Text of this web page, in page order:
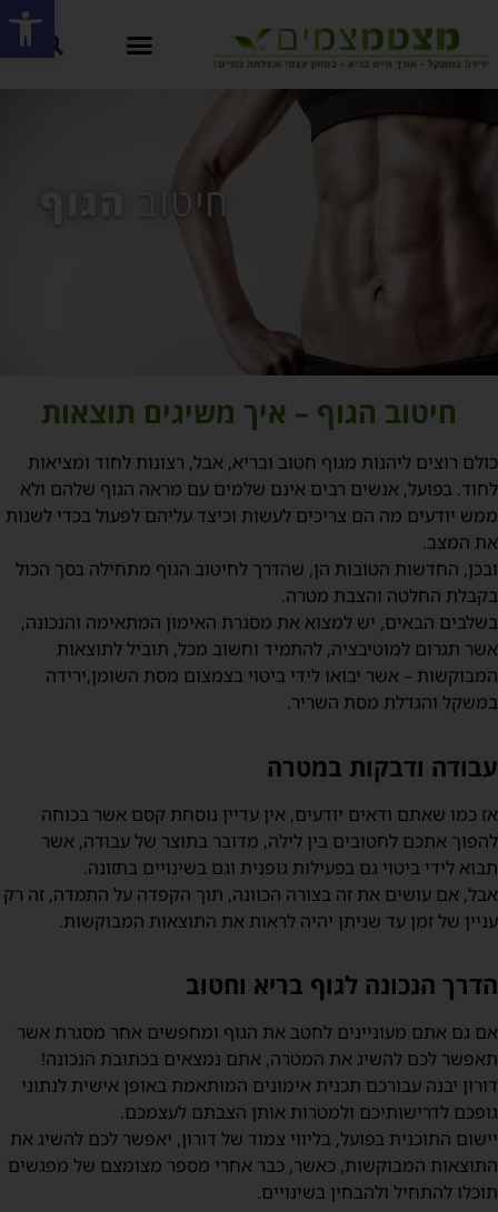
פתח
חיטוב הגוף – איך משיגים תוצאות
כולם רוצים ליהנות מגוף חטוב ובריא, אבל, רצונות לחוד ומציאות
לחוד. בפועל, אנשים רבים אינם שלמים עם מראה הגוף שלהם ולא
ממש יודעים מה הם צריכים לעשות וכיצד עליהם לפעול בכדי לשנות
את המצב.
ובכן, החדשות הטובות הן, שהדרך לחיטוב הגוף מתחילה בסך הכול
בקבלת החלטה והצבת מטרה.
בשלבים הבאים, יש למצוא את מסגרת האימון המתאימה והנכונה,
אשר תגרום למוטיבציה, להתמיד וחשוב מכל, תוביל לתוצאות
המבוקשות – אשר יבואו לידי ביטוי בצמצום מסת השומן,ירידה
במשקל והגדלת מסת השריר.
עבודה ודבקות במטרה
אז כמו שאתם ודאים יודעים, אין עדיין נוסחת קסם אשר בכוחה
להפוך אתכם לחטובים בין לילה, מדובר בתוצר של עבודה, אשר
תבוא לידי ביטוי גם בפעילות גופנית וגם בשינויים בתזונה.
אבל, אם עושים את זה בצורה הכוונה, תוך הקפדה על התמדה, זה רק
עניין של זמן עד שניתן יהיה לראות את התוצאות המבוקשות.
הדרך הנכונה לגוף בריא וחטוב
אם גם אתם מעוניינים לחטב את הגוף ומחפשים אחר מסגרת אשר
תאפשר לכם להשיג את המטרה, אתם נמצאים בכתובת הנכונה!
דורון יבנה עבורכם תכנית אימונים המותאמת באופן אישית לנתוני
גופכם לדרישותיכם ולמטרות אותן הצבתם לעצמכם.
יישום התוכנית בפועל, בליווי צמוד של דורון, יאפשר לכם להשיג את
התוצאות המבוקשות, כאשר, כבר אחרי מספר מצומצם של מפגשים
תוכלו להתחיל ולהבחין בשינויים.